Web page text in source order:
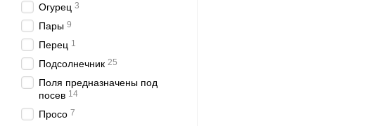
Огурец 3
Пары 9
Перец 1
Подсолнечник 25
Поля предназначены под
посев 14
Просо 7